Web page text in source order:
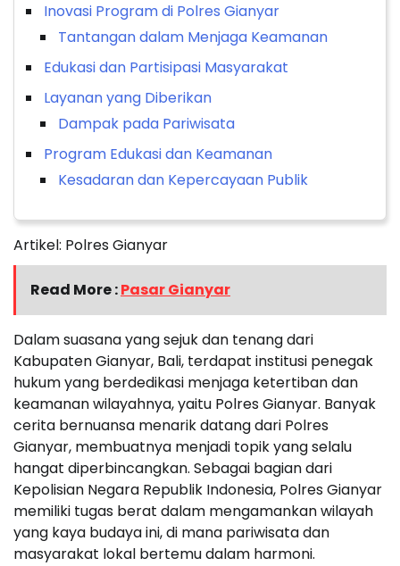
Inovasi Program di Polres Gianyar
Tantangan dalam Menjaga Keamanan
Edukasi dan Partisipasi Masyarakat
Layanan yang Diberikan
Dampak pada Pariwisata
Program Edukasi dan Keamanan
Kesadaran dan Kepercayaan Publik
Artikel: Polres Gianyar
Read More :Pasar Gianyar
Dalam suasana yang sejuk dan tenang dari
Kabupaten Gianyar, Bali, terdapat institusi penegak
hukum yang berdedikasi menjaga ketertiban dan
keamanan wilayahnya, yaitu Polres Gianyar. Banyak
cerita bernuansa menarik datang dari Polres
Gianyar, membuatnya menjadi topik yang selalu
hangat diperbincangkan. Sebagai bagian dari
Kepolisian Negara Republik Indonesia, Polres Gianyar
memiliki tugas berat dalam mengamankan wilayah
yang kaya budaya ini, di mana pariwisata dan
masyarakat lokal bertemu dalam harmoni.